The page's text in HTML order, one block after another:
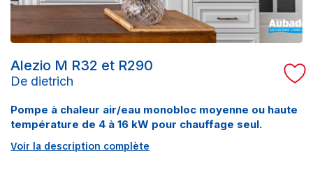
Alezio M R32 et R290
De dietrich
Pompe à chaleur air/eau monobloc moyenne ou haute
température de 4 à 16 kW pour chauffage seul.
Voir la description complète